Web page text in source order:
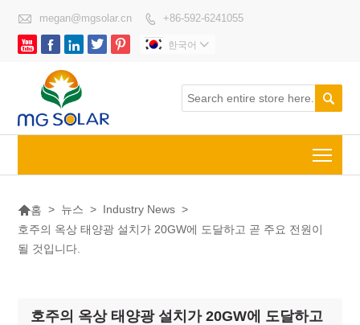
 megan@mgsolar.cn  +86-592-6241055
     한국어 

홈 > 뉴스 > Industry News >
호주의 옥상 태양광 설치가 20GW에 도달하고 곧 주요 전원이
될 것입니다.
호주의 옥상 태양광 설치가 20GW에 도달하고